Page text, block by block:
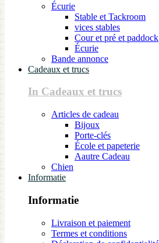
Écurie
Stable et Tackroom
vices stables
Cour et pré et paddock
Écurie
Bande annonce
Cadeaux et trucs
In Cadeaux et trucs
Articles de cadeau
Bijoux
Porte-clés
École et papeterie
Aautre Cadeau
Chien
Informatie
Informatie
Livraison et paiement
Termes et conditions